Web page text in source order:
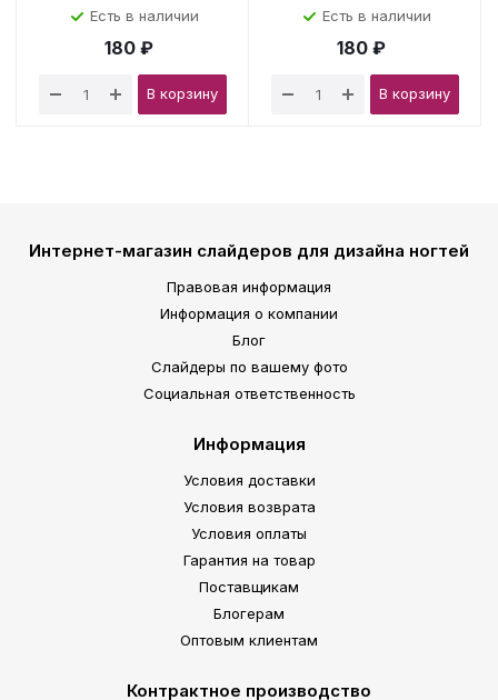
Есть в наличии
180 ₽
В корзину
Есть в наличии
180 ₽
В корзину
Интернет-магазин слайдеров для дизайна ногтей
Правовая информация
Информация о компании
Блог
Слайдеры по вашему фото
Социальная ответственность
Информация
Условия доставки
Условия возврата
Условия оплаты
Гарантия на товар
Поставщикам
Блогерам
Оптовым клиентам
Контрактное производство